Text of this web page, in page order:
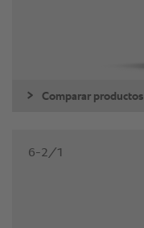
Comparar productos
6-2/1